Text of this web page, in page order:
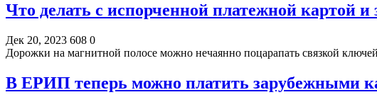
Что делать с испорченной платежной картой и
Дек 20, 2023 608 0
Дорожки на магнитной полосе можно нечаянно поцарапать связкой
В ЕРИП теперь можно платить зарубежными